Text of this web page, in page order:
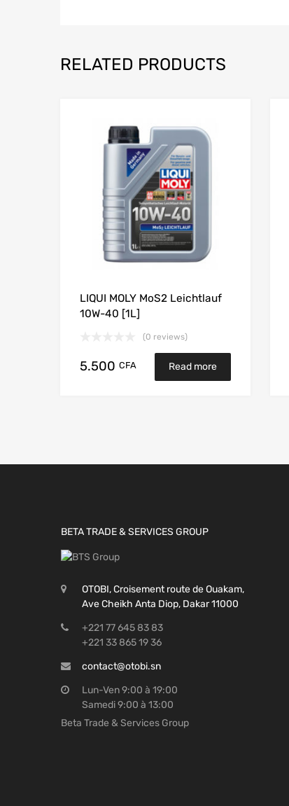
RELATED PRODUCTS
LIQUI MOLY MoS2 Leichtlauf
10W-40 [1L]
(0 reviews)
5.500 CFA Read more
BETA TRADE & SERVICES GROUP
OTOBI, Croisement route de Ouakam,
Ave Cheikh Anta Diop, Dakar 11000
+221 77 645 83 83
+221 33 865 19 36
contact@otobi.sn
Lun-Ven 9:00 à 19:00
Samedi 9:00 à 13:00
Beta Trade & Services Group